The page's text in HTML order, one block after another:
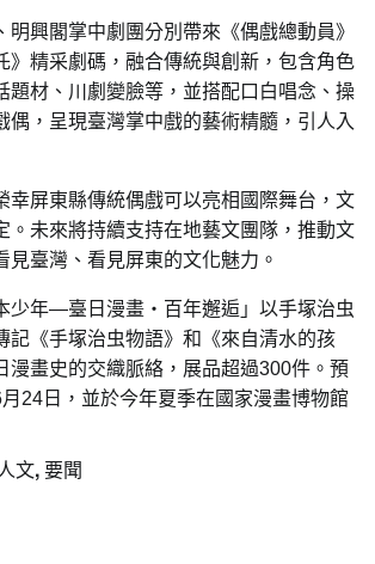
明興閣掌中劇團分別帶來《偶戲總動員》
》精采劇碼，融合傳統與創新，包含角色
題材、川劇變臉等，並搭配口白唱念、操
偶，呈現臺灣掌中戲的藝術精髓，引人入
幸屏東縣傳統偶戲可以亮相國際舞台，文
。未來將持續支持在地藝文團隊，推動文
見臺灣、看見屏東的文化魅力。
少年—臺日漫畫‧百年邂逅」以手塚治虫
記《手塚治虫物語》和《來自清水的孩
漫畫史的交織脈絡，展品超過300件。預
24日，並於今年夏季在國家漫畫博物館
文,要聞